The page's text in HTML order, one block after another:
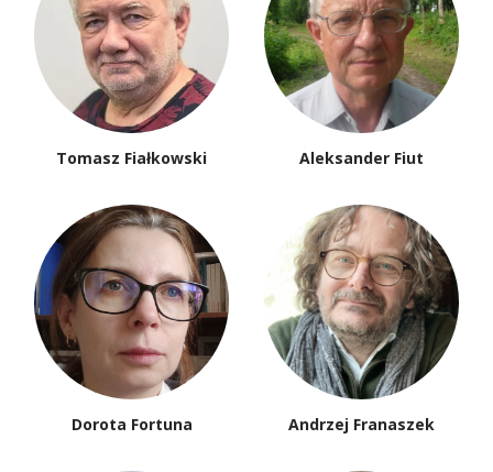
Tomasz Fiałkowski Aleksander Fiut
Dorota Fortuna Andrzej Franaszek